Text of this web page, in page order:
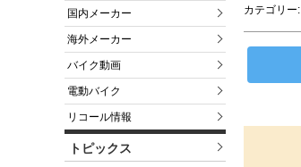
国内メーカー
海外メーカー
バイク動画
電動バイク
リコール情報
トピックス
カテゴリー: